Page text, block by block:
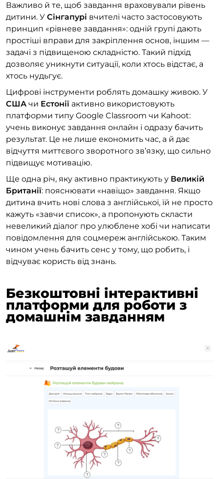
Важливо й те, щоб завдання враховували рівень
дитини. У Сінгапурі вчителі часто застосовують
принцип «рівневе завдання»: одній групі дають
простіші вправи для закріплення основ, іншим —
задачі з підвищеною складністю. Такий підхід
дозволяє уникнути ситуації, коли хтось відстає, а
хтось нудьгує.
Цифрові інструменти роблять домашку живою. У
США чи Естонії активно використовують
платформи типу Google Classroom чи Kahoot:
учень виконує завдання онлайн і одразу бачить
результат. Це не лише економить час, а й дає
відчуття миттєвого зворотного зв’язку, що сильно
підвищує мотивацію.
Ще одна річ, яку активно практикують у Великій
Британії: пояснювати «навіщо» завдання. Якщо
дитина вчить нові слова з англійської, їй не просто
кажуть «завчи список», а пропонують скласти
невеликий діалог про улюблене хобі чи написати
повідомлення для соцмереж англійською. Таким
чином учень бачить сенс у тому, що робить, і
відчуває користь від знань.
Безкоштовні інтерактивні
платформи для роботи з
домашнім завданням